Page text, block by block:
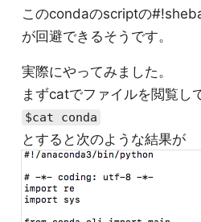
このcondaのscriptの
が回避できるそうです。
実際にやってみました。
まずcatでファイルを閲覧し
$cat conda
とすると次のような結果が